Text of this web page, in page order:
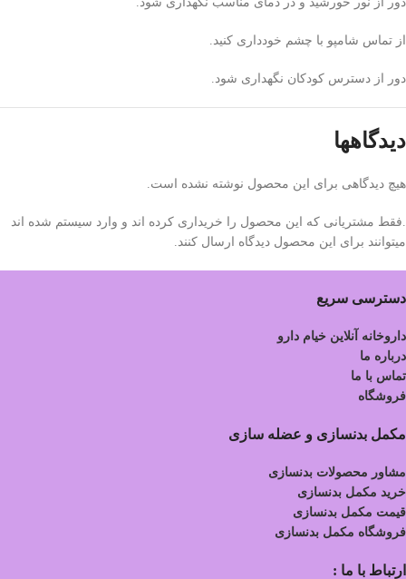
از تماس شامپو با چشم خودداری کنید.
دور از دسترس کودکان نگهداری شود.
دیدگاهها
هیچ دیدگاهی برای این محصول نوشته نشده است.
.فقط مشتریانی که این محصول را خریداری کرده اند و وارد سیستم شده اند
میتوانند برای این محصول دیدگاه ارسال کنند.
دسترسی سریع
داروخانه آنلاین خیام دارو
درباره ما
تماس با ما
فروشگاه
مکمل بدنسازی و عضله سازی
مشاور محصولات بدنسازی
خرید مکمل بدنسازی
قیمت مکمل بدنسازی
فروشگاه مکمل بدنسازی
ارتباط با ما :